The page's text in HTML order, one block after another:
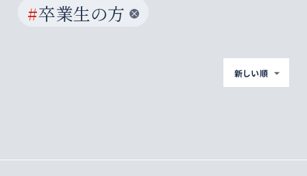
#卒業生の方
新しい順